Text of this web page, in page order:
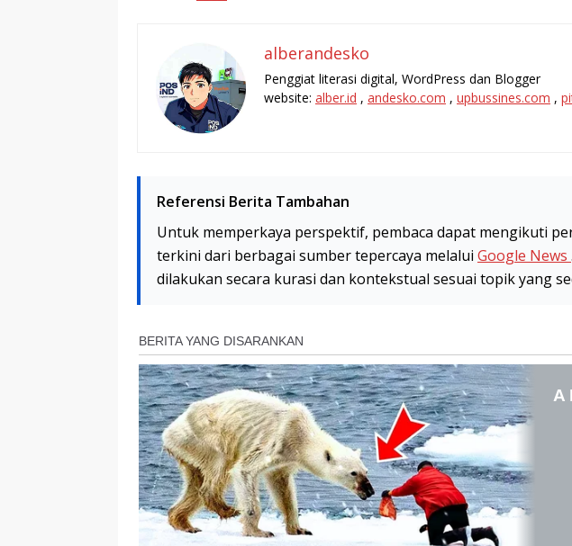
alberandesko
Penggiat literasi digital, WordPress dan Blogger
website: alber.id , andesko.com , upbussines.com ,
Referensi Berita Tambahan
Untuk memperkaya perspektif, pembaca dapat mengikuti
terkini dari berbagai sumber tepercaya melalui Google News
dilakukan secara kurasi dan kontekstual sesuai topik yang